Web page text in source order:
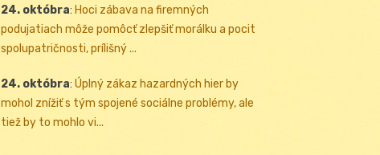
24. októbra: Hoci zábava na firemných
podujatiach môže pomôcť zlepšiť morálku a pocit
spolupatričnosti, prílišný ...
24. októbra: Úplný zákaz hazardných hier by
mohol znížiť s tým spojené sociálne problémy, ale
tiež by to mohlo vi...